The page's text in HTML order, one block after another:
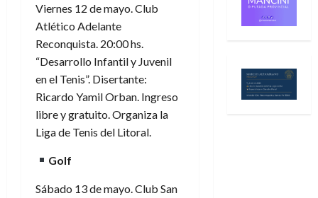
Viernes 12 de mayo. Club
Atlético Adelante
Reconquista. 20:00 hs.
“Desarrollo Infantil y Juvenil
en el Tenis”. Disertante:
Ricardo Yamil Orban. Ingreso
libre y gratuito. Organiza la
Liga de Tenis del Litoral.
Golf
Sábado 13 de mayo. Club San